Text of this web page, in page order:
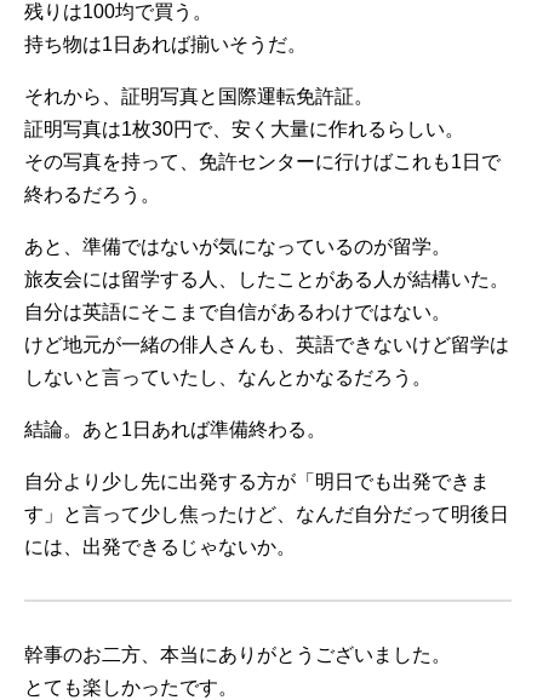
残りは100均で買う。
持ち物は1日あれば揃いそうだ。
それから、証明写真と国際運転免許証。
証明写真は1枚30円で、安く大量に作れるらしい。
その写真を持って、免許センターに行けばこれも1日で
終わるだろう。
あと、準備ではないが気になっているのが留学。
旅友会には留学する人、したことがある人が結構いた。
自分は英語にそこまで自信があるわけではない。
けど地元が一緒の俳人さんも、英語できないけど留学は
しないと言っていたし、なんとかなるだろう。
結論。あと1日あれば準備終わる。
自分より少し先に出発する方が「明日でも出発できま
す」と言って少し焦ったけど、なんだ自分だって明後日
には、出発できるじゃないか。
幹事のお二方、本当にありがとうございました。
とても楽しかったです。